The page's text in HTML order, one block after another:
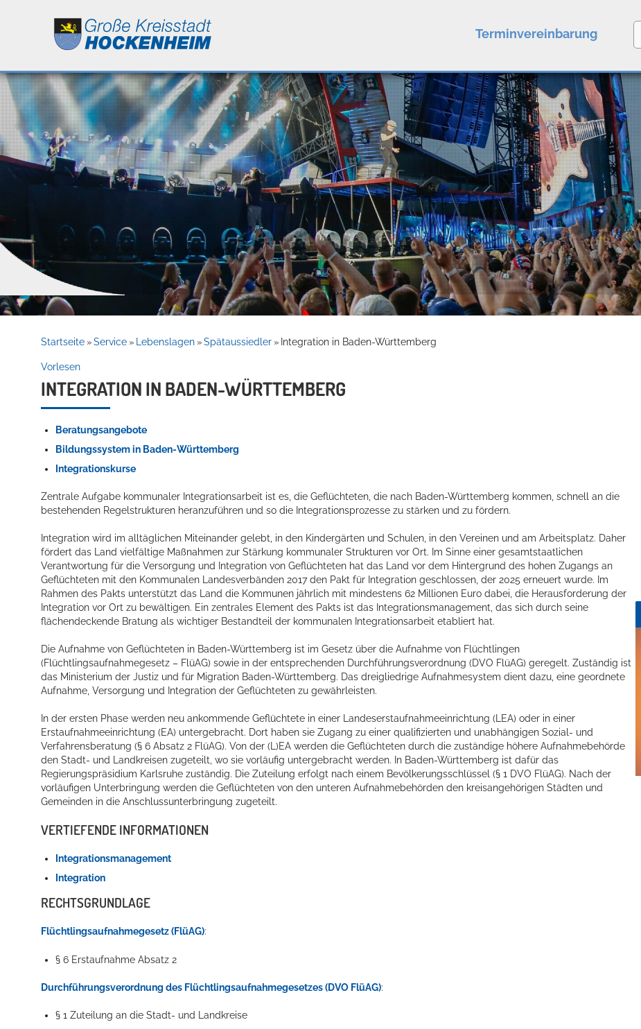
Leben
Kultur
Service
Terminvereinbarung
Willkommen in Hockenheim
Startseite » Service » Lebenslagen » Spätaussiedler » Integration in Baden-Württemberg
Vorlesen
INTEGRATION IN BADEN-WÜRTTEMBERG
Beratungsangebote
Bildungssystem in Baden-Württemberg
Integrationskurse
Zentrale Aufgabe kommunaler Integrationsarbeit ist es, die Geflüchteten, die nach Baden-Württemberg kommen, schnell an die
bestehenden Regelstrukturen heranzuführen und so die Integrationsprozesse zu stärken und zu fördern.
Integration wird im alltäglichen Miteinander gelebt, in den Kindergärten und Schulen, in den Vereinen und am Arbeitsplatz. Daher
fördert das Land vielfältige Maßnahmen zur Stärkung kommunaler Strukturen vor Ort. Im Sinne einer gesamtstaatlichen
Verantwortung für die Versorgung und Integration von Geflüchteten hat das Land vor dem Hintergrund des hohen Zugangs an
Geflüchteten mit den Kommunalen Landesverbänden 2017 den Pakt für Integration geschlossen, der 2025 erneuert wurde. Im
Rahmen des Pakts unterstützt das Land die Kommunen jährlich mit mindestens 62 Millionen Euro dabei, die Herausforderung der
Integration vor Ort zu bewältigen. Ein zentrales Element des Pakts ist das Integrationsmanagement, das sich durch seine
flächendeckende Bratung als wichtiger Bestandteil der kommunalen Integrationsarbeit etabliert hat.
Die Aufnahme von Geflüchteten in Baden-Württemberg ist im Gesetz über die Aufnahme von Flüchtlingen
(Flüchtlingsaufnahmegesetz – FlüAG) sowie in der entsprechenden Durchführungsverordnung (DVO FlüAG) geregelt. Zuständig ist
das Ministerium der Justiz und für Migration Baden-Württemberg. Das dreigliedrige Aufnahmesystem dient dazu, eine geordnete
Aufnahme, Versorgung und Integration der Geflüchteten zu gewährleisten.
In der ersten Phase werden neu ankommende Geflüchtete in einer Landeserstaufnahmeeinrichtung (LEA) oder in einer
Erstaufnahmeeinrichtung (EA) untergebracht. Dort haben sie Zugang zu einer qualifizierten und unabhängigen Sozial- und
Verfahrensberatung (§ 6 Absatz 2 FlüAG). Von der (L)EA werden die Geflüchteten durch die zuständige höhere Aufnahmebehörde
den Stadt- und Landkreisen zugeteilt, wo sie vorläufig untergebracht werden. In Baden-Württemberg ist dafür das
Regierungspräsidium Karlsruhe zuständig. Die Zuteilung erfolgt nach einem Bevölkerungsschlüssel (§ 1 DVO FlüAG). Nach der
vorläufigen Unterbringung werden die Geflüchteten von den unteren Aufnahmebehörden den kreisangehörigen Städten und
Gemeinden in die Anschlussunterbringung zugeteilt.
VERTIEFENDE INFORMATIONEN
Integrationsmanagement
Integration
RECHTSGRUNDLAGE
Flüchtlingsaufnahmegesetz (FlüAG):
§ 6 Erstaufnahme Absatz 2
Durchführungsverordnung des Flüchtlingsaufnahmegesetzes (DVO FlüAG):
§ 1Zuteilung an die Stadt- und Landkreise